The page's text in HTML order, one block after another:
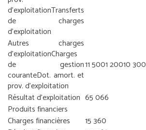
d’exploitationTransferts
de charges
d’exploitation
Autres charges
d’exploitationCharges
de gestion
couranteDot. amort. et
prov. d’exploitation
11 5001 20010 300
Résultat d’exploitation 65 066
Produits financiers
Charges financières
15 360